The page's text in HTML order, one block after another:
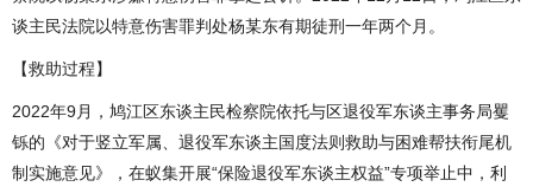
谈主民法院以特意伤害罪判处杨某东有期徒刑一年两个月。
【救助过程】
2022年9月，鸠江区东谈主民检察院依托与区退役军东谈主事务局矍
铄的《对于竖立军属、退役军东谈主国度法则救助与困难帮扶衔尾机
制实施意见》，在蚁集开展“保险退役军东谈主权益”专项举止中，利